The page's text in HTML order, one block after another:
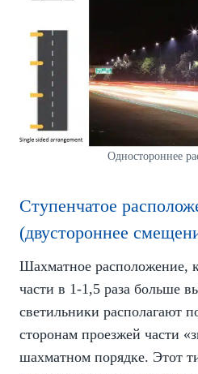
Одностороннее
Ступенчатое
(двустороннее
Шахматное расположение,
части в 1-1,5 раза больше
светильники располагают
сторонам проезжей части
шахматном порядке. Этот